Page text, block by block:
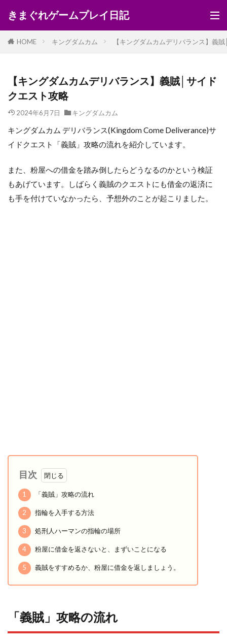
きまぐれゲームプレイ日記
HOME キングダムカム 【キングダムカムデリバランス】義
【キングダムカムデリバランス】義賊│サイド
クエスト攻略
2024年6月7日 キングダムカム
キングダムカム デリバランス(Kingdom Come Deliverance)サ
イドクエスト「義賊」攻略の流れを紹介しています。
また、粉屋への借金を踏み倒したらどうなるのかという検証
もあげています。しばらく義賊のクエストにも借金の返済に
も手を付けていなかったら、予想外のことが起こりました。
目次
1 「義賊」攻略の流れ
2 指輪を入手する方法
3 処刑人ハーマンの指輪の場所
4 粉屋に借金を返さないと、まずいことになる
5 義賊をすすめるか、粉屋に借金を返しましょう。
「義賊」攻略の流れ